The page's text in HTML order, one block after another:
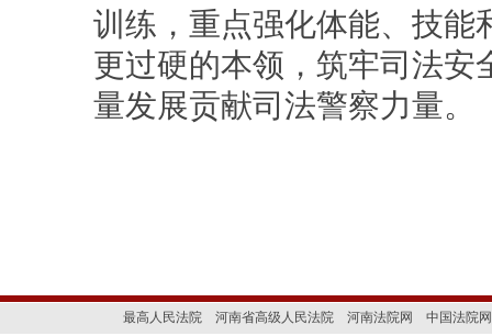
训练，重点强化体能、技能
更过硬的本领，筑牢司法安
量发展贡献司法警察力量。
最高人民法院 河南省高级人民法院 河南法院网
中国法院网